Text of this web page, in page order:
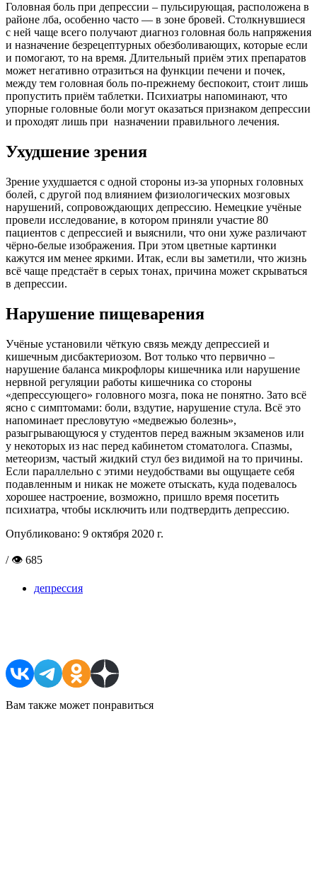
Головная боль при депрессии – пульсирующая, расположена в
районе лба, особенно часто — в зоне бровей. Столкнувшиеся
с ней чаще всего получают диагноз головная боль напряжения
и назначение безрецептурных обезболивающих, которые если
и помогают, то на время. Длительный приём этих препаратов
может негативно отразиться на функции печени и почек,
между тем головная боль по-прежнему беспокоит, стоит лишь
пропустить приём таблетки. Психиатры напоминают, что
упорные головные боли могут оказаться признаком депрессии
и проходят лишь при назначении правильного лечения.
Ухудшение зрения
Зрение ухудшается с одной стороны из-за упорных головных
болей, с другой под влиянием физиологических мозговых
нарушений, сопровождающих депрессию. Немецкие учёные
провели исследование, в котором приняли участие 80
пациентов с депрессией и выяснили, что они хуже различают
чёрно-белые изображения. При этом цветные картинки
кажутся им менее яркими. Итак, если вы заметили, что жизнь
всё чаще предстаёт в серых тонах, причина может скрываться
в депрессии.
Нарушение пищеварения
Учёные установили чёткую связь между депрессией и
кишечным дисбактериозом. Вот только что первично –
нарушение баланса микрофлоры кишечника или нарушение
нервной регуляции работы кишечника со стороны
«депрессующего» головного мозга, пока не понятно. Зато всё
ясно с симптомами: боли, вздутие, нарушение стула. Всё это
напоминает пресловутую «медвежью болезнь»,
разыгрывающуюся у студентов перед важным экзаменов или
у некоторых из нас перед кабинетом стоматолога. Спазмы,
метеоризм, частый жидкий стул без видимой на то причины.
Если параллельно с этими неудобствами вы ощущаете себя
подавленным и никак не можете отыскать, куда подевалось
хорошее настроение, возможно, пришло время посетить
психиатра, чтобы исключить или подтвердить депрессию.
Опубликовано: 9 октября 2020 г.
/ 👁 685
депрессия
Вам также может понравиться